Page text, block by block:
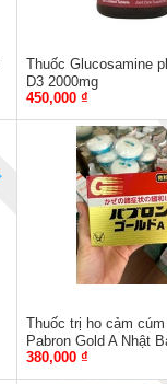
Thuốc Glucosamine
D3 2000mg
450,000 ₫
Thuốc trị ho cảm
Pabron Gold A Nhật
bột
380,000 ₫